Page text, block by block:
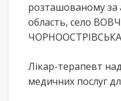
розташованому
область, село
ЧОРНООСТРІВСЬКА
Лікар-терапевт
медичних послуг